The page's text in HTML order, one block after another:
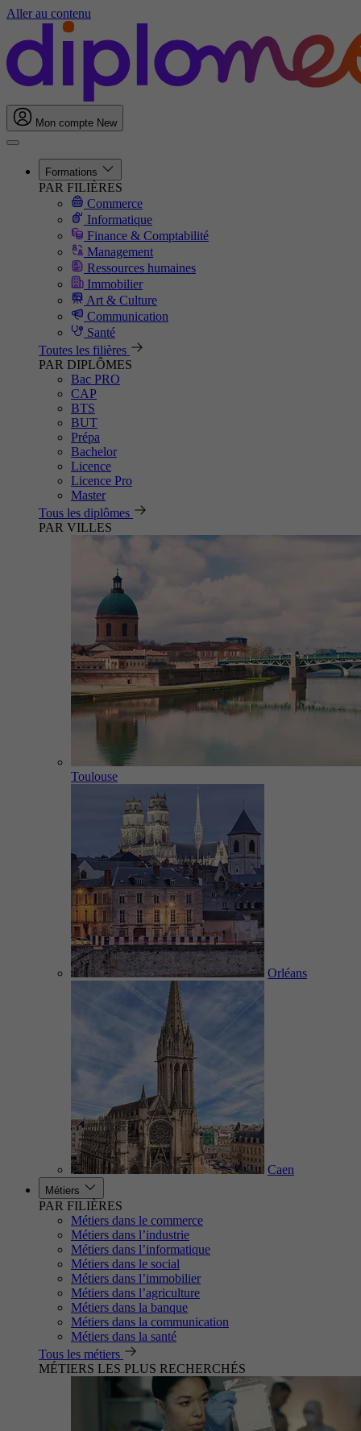
Aller au contenu
Mon compte New
Formations
PAR FILIÈRES
Commerce
Informatique
Finance & Comptabilité
Management
Ressources humaines
Immobilier
Art & Culture
Communication
Santé
Toutes les filières
PAR DIPLÔMES
Bac PRO
CAP
BTS
BUT
Prépa
Bachelor
Licence
Licence Pro
Master
Tous les diplômes
PAR VILLES
Toulouse
Orléans
Caen
Métiers
PAR FILIÈRES
Métiers dans le commerce
Métiers dans l’industrie
Métiers dans l’informatique
Métiers dans le social
Métiers dans l’immobilier
Métiers dans l’agriculture
Métiers dans la banque
Métiers dans la communication
Métiers dans la santé
Tous les métiers
MÉTIERS LES PLUS RECHERCHÉS